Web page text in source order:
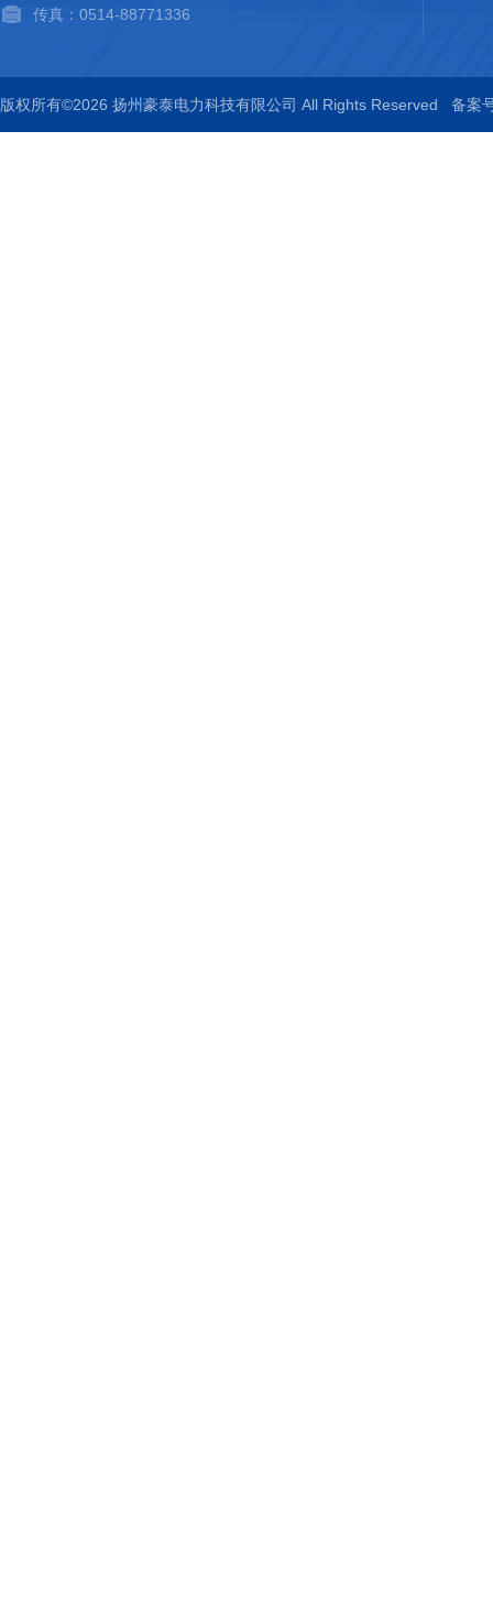
传真：0514-88771336
版权所有©2026 扬州豪泰电力科技有限公司 All Rights Reserved 备案